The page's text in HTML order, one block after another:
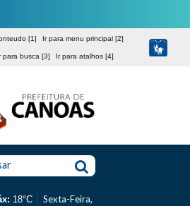
[1] Ir para menu principal [2]
para busca [3] Ir para atalhos [4]
18°C
Sexta-Feira,